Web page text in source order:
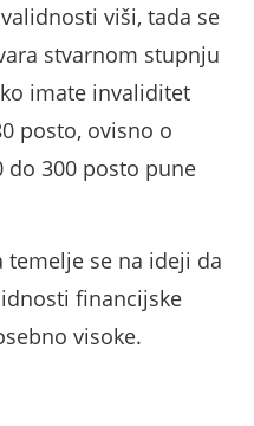
viši, tada se
stvarnom stupnju
imate invaliditet
posto, ovisno o
do 300 posto pune
se na ideji da
financijske
visoke.